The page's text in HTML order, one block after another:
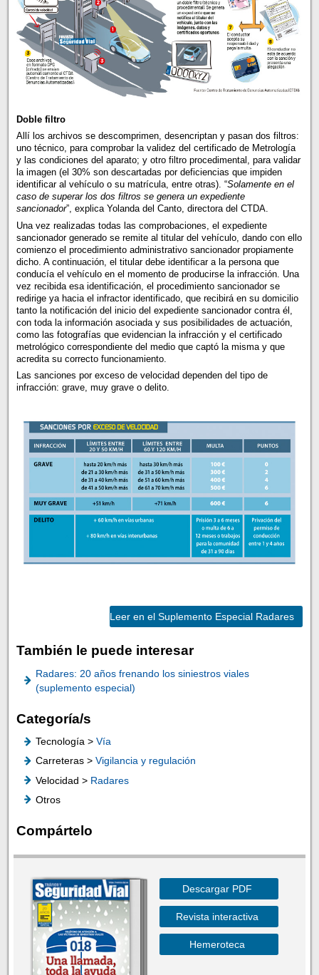
Doble filtro
Allí los archivos se descomprimen, desencriptan y pasan dos filtros:
uno técnico, para comprobar la validez del certificado de Metrología
y las condiciones del aparato; y otro filtro procedimental, para validar
la imagen (el 30% son descartadas por deficiencias que impiden
identificar al vehículo o su matrícula, entre otras). “Solamente en el
caso de superar los dos filtros se genera un expediente
sancionador”, explica Yolanda del Canto, directora del CTDA.
Una vez realizadas todas las comprobaciones, el expediente
sancionador generado se remite al titular del vehículo, dando con ello
comienzo el procedimiento administrativo sancionador propiamente
dicho. A continuación, el titular debe identificar a la persona que
conducía el vehículo en el momento de producirse la infracción. Una
vez recibida esa identificación, el procedimiento sancionador se
redirige ya hacia el infractor identificado, que recibirá en su domicilio
tanto la notificación del inicio del expediente sancionador contra él,
con toda la información asociada y sus posibilidades de actuación,
como las fotografías que evidencian la infracción y el certificado
metrológico correspondiente del medio que captó la misma y que
acredita su correcto funcionamiento.
Las sanciones por exceso de velocidad dependen del tipo de
infracción: grave, muy grave o delito.
Leer en el Suplemento Especial Radares
También le puede interesar
Radares: 20 años frenando los siniestros viales
(suplemento especial)
Categoría/s
Tecnología > Vía
Carreteras > Vigilancia y regulación
Velocidad > Radares
Otros
Compártelo
Descargar PDF
Revista interactiva
Hemeroteca